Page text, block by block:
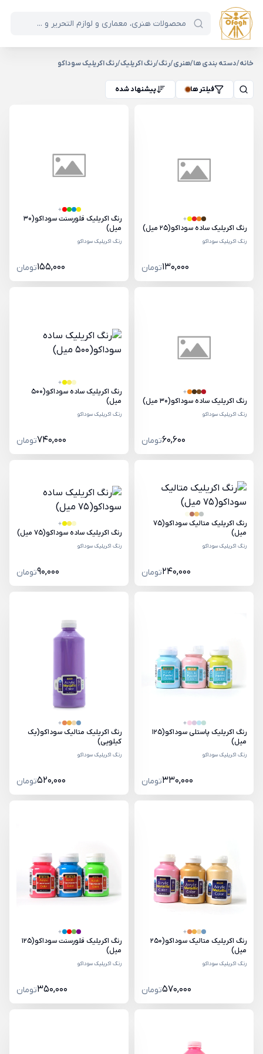
خانه/دسته بندی ها/هنری/رنگ/رنگ اکریلیک/رنگ اکریلیک سوداکو
فیلتر ها پیشنهاد شده
رنگ اکریلیک ساده سوداکو(25 میل)
رنگ اکریلیک سوداکو
130,000تومان
رنگ اکریلیک فلورسنت سوداکو(30
میل)
رنگ اکریلیک سوداکو
155,000تومان
رنگ اکریلیک ساده سوداکو(30 میل)
رنگ اکریلیک سوداکو
60,600تومان
رنگ اکریلیک ساده سوداکو(500
میل)
رنگ اکریلیک سوداکو
740,000تومان
رنگ اکریلیک متالیک سوداکو(75
میل)
رنگ اکریلیک سوداکو
240,000تومان
رنگ اکریلیک ساده سوداکو(75 میل)
رنگ اکریلیک سوداکو
90,000تومان
رنگ اکریلیک پاستلی سوداکو(125
میل)
رنگ اکریلیک سوداکو
330,000تومان
رنگ اکریلیک متالیک سوداکو(یک
کیلویی)
رنگ اکریلیک سوداکو
520,000تومان
رنگ اکریلیک متالیک سوداکو(250
میل)
رنگ اکریلیک سوداکو
570,000تومان
رنگ اکریلیک فلورسنت سوداکو(125
میل)
رنگ اکریلیک سوداکو
350,000تومان